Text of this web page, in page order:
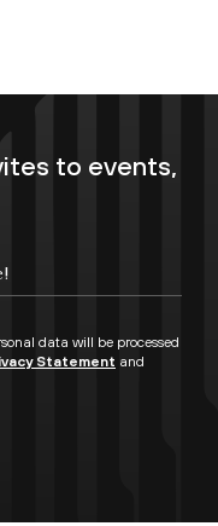
to events,
data will be processed
Statement and